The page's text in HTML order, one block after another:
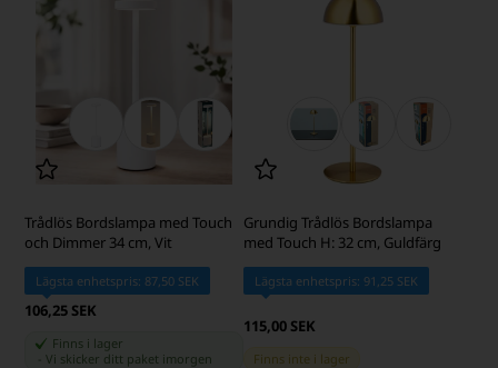
Trådlös Bordslampa med Touch
och Dimmer 34 cm, Vit
Lägsta enhetspris: 87,50 SEK
106,25 SEK
Finns i lager
-Vi skicker ditt paket imorgen
Grundig Trådlös Bordslampa
med Touch H: 32 cm, Guldfärg
Lägsta enhetspris: 91,25 SEK
115,00 SEK
Finns inte i lager